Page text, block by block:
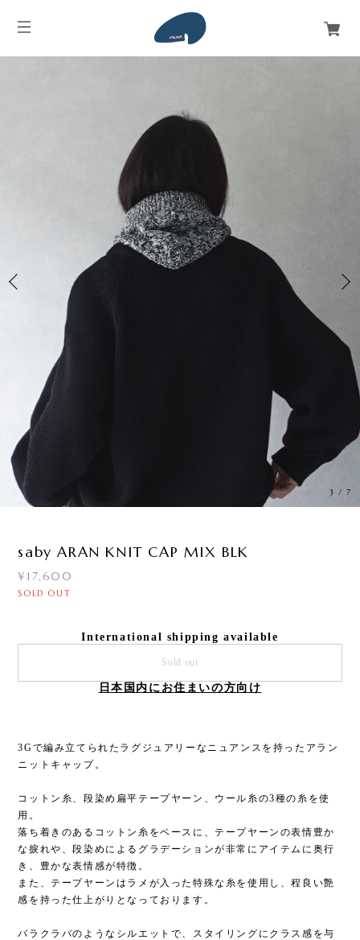
3 / 7
saby ARAN KNIT CAP MIX BLK
¥17,600
SOLD OUT
International shipping available
Sold out
日本国内にお住まいの方向け
3Gで編み立てられたラグジュアリーなニュアンスを持ったアラン
ニットキャップ。
コットン糸、段染め扁平テープヤーン、ウール糸の3種の糸を使
用。
落ち着きのあるコットン糸をベースに、テープヤーンの表情豊か
な捩れや、段染めによるグラデーションが非常にアイテムに奥行
き、豊かな表情感が特徴。
また、テープヤーンはラメが入った特殊な糸を使用し、程良い艶
感を持った仕上がりとなっております。
バラクラバのようなシルエットで、スタイリングにクラス感を与